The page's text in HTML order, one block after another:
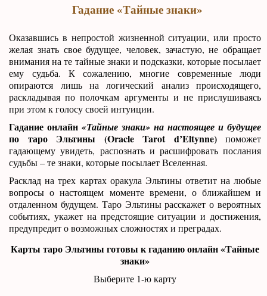
Гадание «Тайные знаки»
Оказавшись в непростой жизненной ситуации, или просто
желая знать свое будущее, человек, зачастую, не обращает
внимания на те тайные знаки и подсказки, которые посылает
ему судьба. К сожалению, многие современные люди
опираются лишь на логический анализ происходящего,
раскладывая по полочкам аргументы и не прислушиваясь
при этом к голосу своей интуиции.
Гадание онлайн«Тайные знаки» на настоящее и будущее
по таро Эльтины (Oracle Tarot d’Eltynne)поможет
гадающему увидеть, распознать и расшифровать послания
судьбы – те знаки, которые посылает Вселенная.
Расклад на трех картах оракула Эльтины ответит на любые
вопросы о настоящем моменте времени, о ближайшем и
отдаленном будущем. Таро Эльтины расскажет о вероятных
событиях, укажет на предстоящие ситуации и достижения,
предупредит о возможных сложностях и преградах.
Карты таро Эльтины готовы к гаданию онлайн «Тайные
знаки»
Выберите 1-ю карту